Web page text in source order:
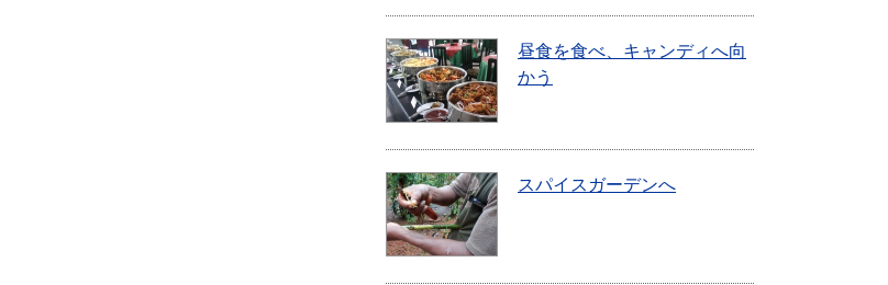
昼食を食べ、キャンディへ向
かう
スパイスガーデンへ